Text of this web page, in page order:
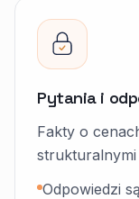
Pytania i
Fakty o
Odpowiedzi